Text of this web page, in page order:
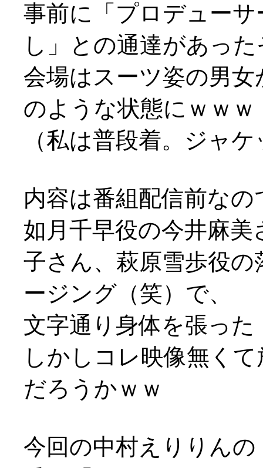
事前に「プロデュー
し」との通達があっ
会場はスーツ姿の男
のような状態にｗｗｗ
（私は普段着。ジャ
内容は番組配信前な
如月千早役の今井麻
子さん、萩原雪歩役
ージング（笑）で、
文字通り身体を張っ
しかしコレ映像無く
だろうかｗｗ
今回の中村えりりん